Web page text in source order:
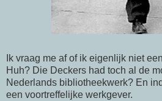
Ik vraag me af of ik eigenlijk niet
Huh? Die Deckers had toch al de
Nederlands bibliotheekwerk? En
een voortreffelijke werkgever.